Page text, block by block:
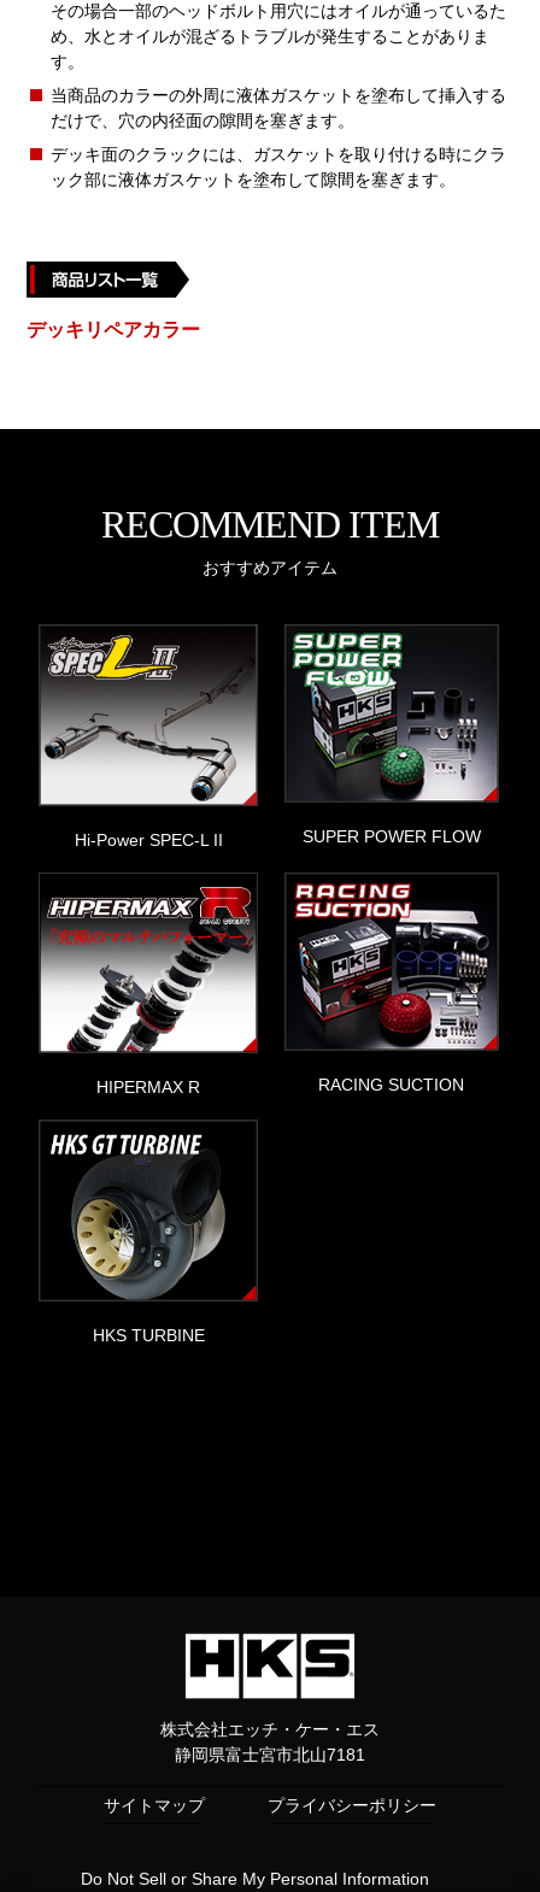
その場合一部のヘッドボルト用穴にはオイルが通っているた
め、水とオイルが混ざるトラブルが発生することがありま
す。
当商品のカラーの外周に液体ガスケットを塗布して挿入する
だけで、穴の内径面の隙間を塞ぎます。
デッキ面のクラックには、ガスケットを取り付ける時にクラ
ック部に液体ガスケットを塗布して隙間を塞ぎます。
デッキリペアカラー
RECOMMEND ITEM
おすすめアイテム
Hi-Power SPEC-L II SUPER POWER FLOW
HIPERMAX R RACING SUCTION
HKS TURBINE
株式会社エッチ・ケー・エス
静岡県富士宮市北山7181
サイトマップ プライバシーポリシー
Do Not Sell or Share My Personal Information